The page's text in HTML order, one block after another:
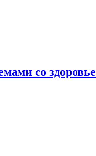
со